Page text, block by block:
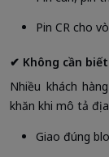
Pin CR cho
✔ Không cần
Nhiều khách
khăn khi mô tả địa
Giao đúng